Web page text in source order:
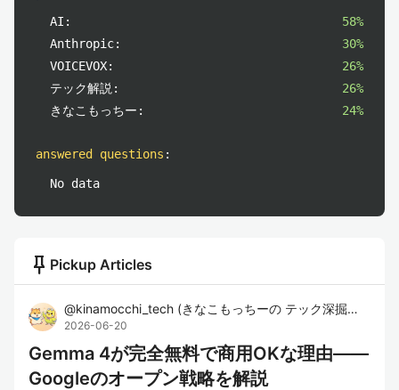
AI:
58%
Anthropic:
30%
VOICEVOX:
26%
テック解説:
26%
きなこもっちー:
24%
answered questions :
No data
push_pin Pickup Articles
@kinamocchi_tech (きなこもっちーの テック深掘り🐹🐦
2026-06-20
Gemma 4が完全無料で商用OKな理由——
Googleのオープン戦略を解説